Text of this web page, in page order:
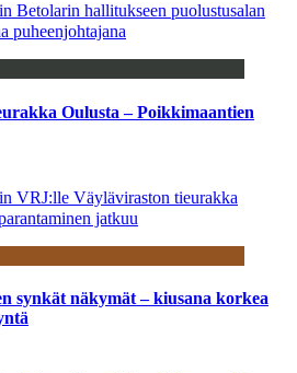
Betolarin hallitukseen puolustusalan
puheenjohtajana
Oulusta – Poikkimaantien
VRJ:lle Väyläviraston tieurakka
jatkuu
synkät näkymät – kiusana korkea